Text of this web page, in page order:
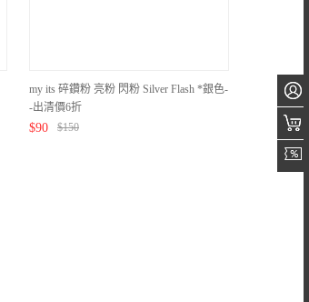
my its 碎鑽粉 亮粉 閃粉 Silver Flash *銀色-
-出清價6折
$90 $150